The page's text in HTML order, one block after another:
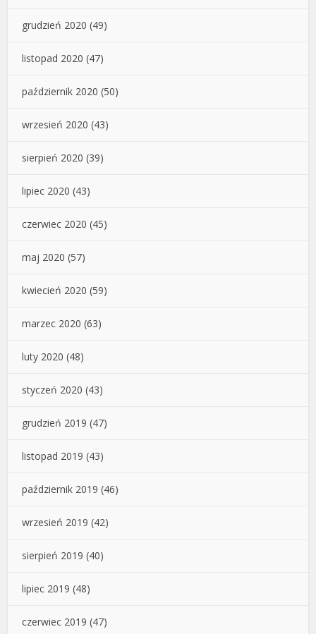
grudzień 2020 (49)
listopad 2020 (47)
październik 2020 (50)
wrzesień 2020 (43)
sierpień 2020 (39)
lipiec 2020 (43)
czerwiec 2020 (45)
maj 2020 (57)
kwiecień 2020 (59)
marzec 2020 (63)
luty 2020 (48)
styczeń 2020 (43)
grudzień 2019 (47)
listopad 2019 (43)
październik 2019 (46)
wrzesień 2019 (42)
sierpień 2019 (40)
lipiec 2019 (48)
czerwiec 2019 (47)